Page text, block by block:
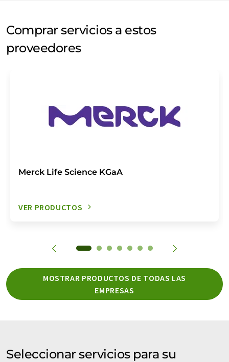
Comprar servicios a estos
proveedores
Merck Life Science KGaA
VER PRODUCTOS
MOSTRAR PRODUCTOS DE TODAS LAS
EMPRESAS
Seleccionar servicios para su